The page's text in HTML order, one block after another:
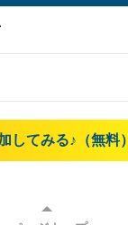
してみる♪（無料）